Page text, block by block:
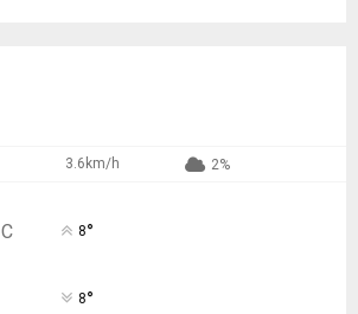
3.6km/h 2%
C 8°
8°